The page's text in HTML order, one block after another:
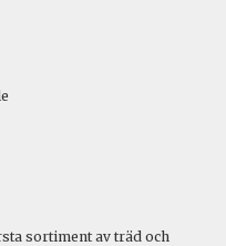
sortiment av träd och